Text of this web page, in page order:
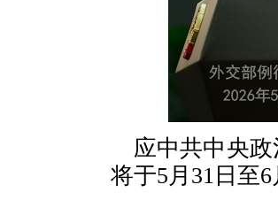
应中共中央
将于5月31日至